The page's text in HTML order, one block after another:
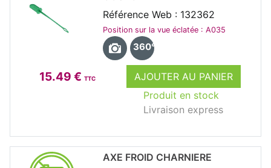
15.49 € TTC
AJOUTER AU PANIER
Produit en stock
Livraison express
Référence Web : 132362
Position sur la vue éclatée : A035
360°
AXE FROID CHARNIERE